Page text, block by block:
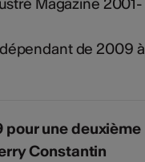
Magazine 2001-
de 2009 à
pour une deuxième
Constantin